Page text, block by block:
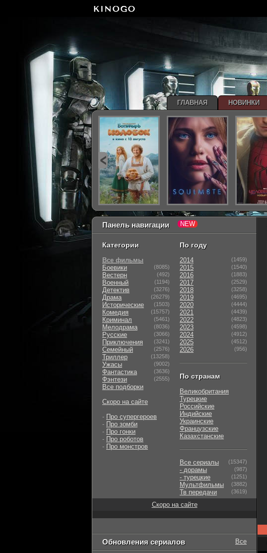
Панель навигации
Категории
Все фильмы
Боевики
(8085)
Вестерн (492)
Военный (1194)
Детектив (3276)
Драма (26279)
Исторические (1503)
Комедия (15757)
Криминал (5461)
Мелодрама (8036)
Русские (3066)
Приключения (3241)
Семейный (2576)
Триллер (13258)
Ужасы (9002)
Фантастика (3636)
Фэнтези (2555)
Все подборки
Скоро на сайте
- Про супергероев
- Про зомби
- Про гонки
- Про роботов
- Про монстров
По году
2014 (1459)
2015 (1540)
2016 (1883)
2017 (2529)
2018 (3258)
2019 (4695)
2020 (4444)
2021 (4439)
2022 (4823)
2023 (4598)
2024 (4912)
2025 (4512)
2026 (956)
По странам
Великобритания
Турецкие
Российские
Индийские
Украинские
Французские
Казахстанские
Все сериалы (15347)
- дорамы (987)
- турецкие (1251)
Мультфильмы (3882)
Тв передачи (3619)
Скоро на сайте
Обновления сериалов Все
ГЛАВНАЯ НОВИНКИ